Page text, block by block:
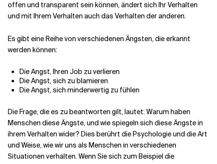
offen und transparent sein können, ändert sich Ihr Verhalten
und mit Ihrem Verhalten auch das Verhalten der anderen.
Es gibt eine Reihe von verschiedenen Ängsten, die erkannt
werden können:
Die Angst, Ihren Job zu verlieren
Die Angst, sich zu blamieren
Die Angst, sich minderwertig zu fühlen
Die Frage, die es zu beantworten gilt, lautet: Warum haben
Menschen diese Ängste, und wie spiegeln sich diese Ängste in
ihrem Verhalten wider? Dies berührt die Psychologie und die Art
und Weise, wie wir uns als Menschen in verschiedenen
Situationen verhalten. Wenn Sie sich zum Beispiel die